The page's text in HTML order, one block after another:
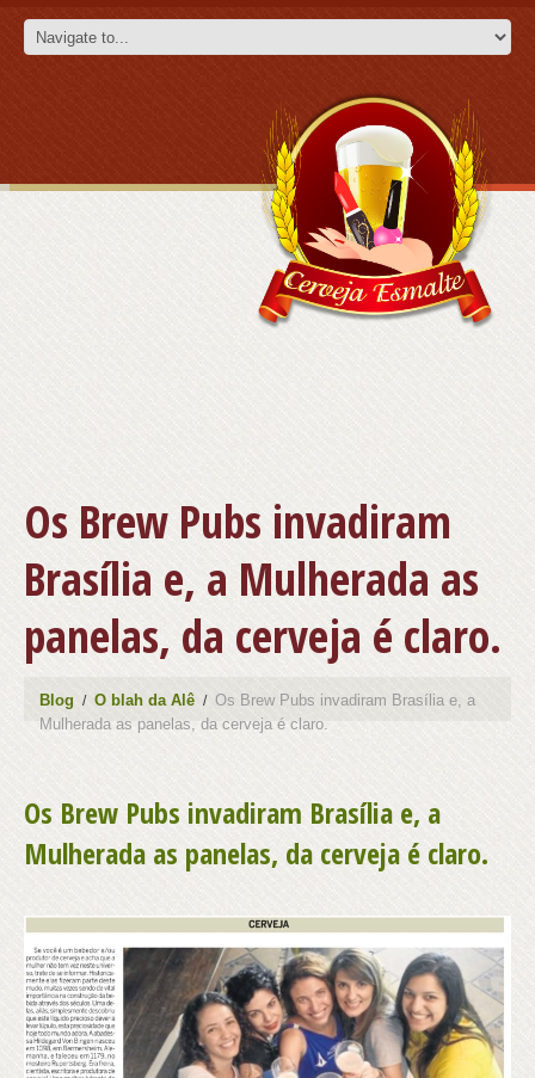
Os Brew Pubs invadiram
Brasília e, a Mulherada as
panelas, da cerveja é claro.
Blog O blah da Alê
Os Brew Pubs invadiram Brasília e, a
Mulherada as panelas, da cerveja é claro.
Os Brew Pubs invadiram Brasília e, a
Mulherada as panelas, da cerveja é claro.